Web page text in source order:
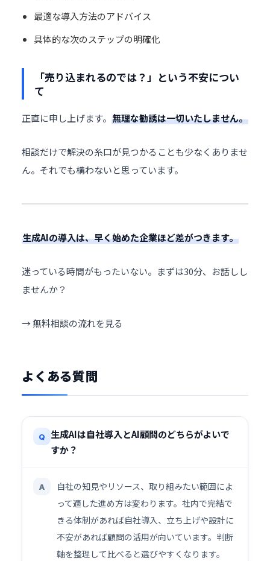
最適な導入方法のアドバイス
具体的な次のステップの明確化
「売り込まれるのでは？」という不安につい
て
正直に申し上げます。 無理な勧誘は一切いたしません。
相談だけで解決の糸口が見つかることも少なくありませ
ん。それでも構わないと思っています。
生成AIの導入は、早く始めた企業ほど差がつきます。
迷っている時間がもったいない。まずは30分、お話しし
ませんか？
→ 無料相談の流れを見る
よくある質問
Q
生成AIは自社導入とAI顧問のどちらがよいで
すか？
A
自社の知見やリソース、取り組みたい範囲によ
って適した進め方は変わります。社内で完結で
きる体制があれば自社導入、立ち上げや設計に
不安があれば顧問の活用が向いています。判断
軸を整理して比べると選びやすくなります。